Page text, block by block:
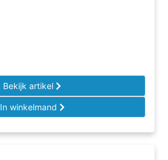
Bekijk artikel
In winkelmand